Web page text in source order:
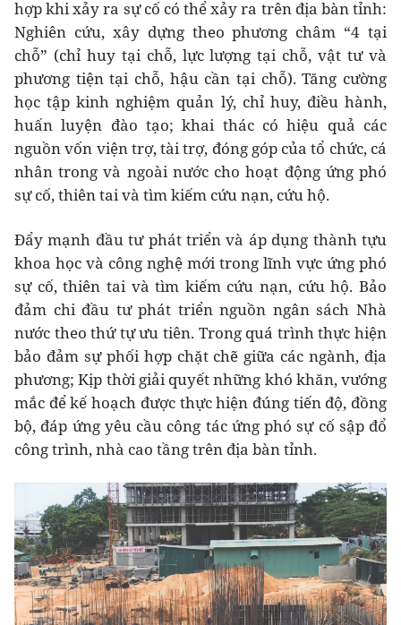
hợp khi xảy ra sự cố có thể xảy ra trên địa bàn tỉnh:
Nghiên cứu, xây dựng theo phương châm “4 tại
chỗ” (chỉ huy tại chỗ, lực lượng tại chỗ, vật tư và
phương tiện tại chỗ, hậu cần tại chỗ). Tăng cường
học tập kinh nghiệm quản lý, chỉ huy, điều hành,
huấn luyện đào tạo; khai thác có hiệu quả các
nguồn vốn viện trợ, tài trợ, đóng góp của tổ chức, cá
nhân trong và ngoài nước cho hoạt động ứng phó
sự cố, thiên tai và tìm kiếm cứu nạn, cứu hộ.
Đẩy mạnh đầu tư phát triển và áp dụng thành tựu
khoa học và công nghệ mới trong lĩnh vực ứng phó
sự cố, thiên tai và tìm kiếm cứu nạn, cứu hộ. Bảo
đảm chi đầu tư phát triển nguồn ngân sách Nhà
nước theo thứ tự ưu tiên. Trong quá trình thực hiện
bảo đảm sự phối hợp chặt chẽ giữa các ngành, địa
phương; Kịp thời giải quyết những khó khăn, vướng
mắc để kế hoạch được thực hiện đúng tiến độ, đồng
bộ, đáp ứng yêu cầu công tác ứng phó sự cố sập đổ
công trình, nhà cao tầng trên địa bàn tỉnh.